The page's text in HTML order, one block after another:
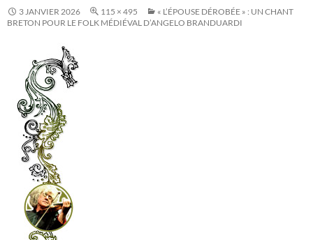
3 JANVIER 2026 115 × 495
« L’ÉPOUSE DÉROBÉE » : UN CHANT
BRETON POUR LE FOLK MÉDIÉVAL D’ANGELO BRANDUARDI